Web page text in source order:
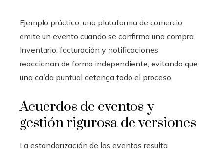
Ejemplo práctico: una plataforma de comercio
emite un evento cuando se confirma una compra.
Inventario, facturación y notificaciones
reaccionan de forma independiente, evitando que
una caída puntual detenga todo el proceso.
Acuerdos de eventos y
gestión rigurosa de versiones
La estandarización de los eventos resulta